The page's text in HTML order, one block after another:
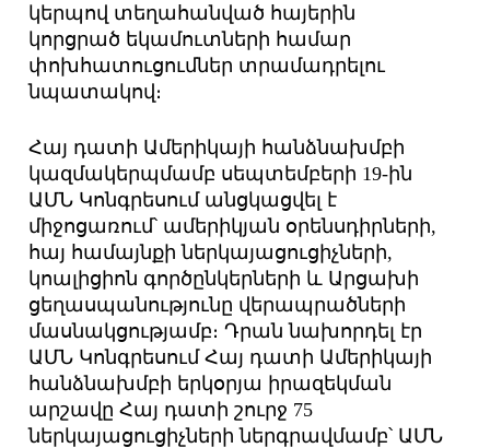
կերպով տեղահանված հայերին
կորցրած եկամուտների համար
փոխհատուցումներ տրամադրելու
նպատակով։
Հայ դատի Ամերիկայի հանձնախմբի
կազմակերպմամբ սեպտեմբերի 19-ին
ԱՄՆ Կոնգրեսում անցկացվել է
միջոցառում՝ ամերիկյան օրենսդիրների,
հայ համայնքի ներկայացուցիչների,
կոալիցիոն գործընկերների և Արցախի
ցեղասպանությունը վերապրածների
մասնակցությամբ։ Դրան նախորդել էր
ԱՄՆ Կոնգրեսում Հայ դատի Ամերիկայի
հանձնախմբի երկօրյա իրազեկման
արշավը Հայ դատի շուրջ 75
ներկայացուցիչների ներգրավմամբ՝ ԱՄՆ